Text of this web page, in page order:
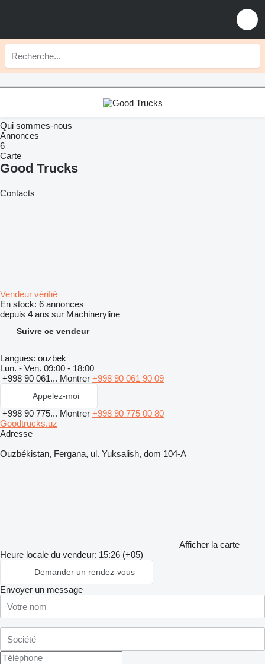
Qui sommes-nous
Annonces
6
Carte
Good Trucks
Contacts
Vendeur vérifié
En stock: 6 annonces
depuis 4ans sur Machineryline
Suivre ce vendeur
Langues: ouzbek
Lun. - Ven. 09:00 - 18:00
+998 90 061... Montrer +998 90 061 90 09
Appelez-moi
+998 90 775... Montrer +998 90 775 00 80
Goodtrucks.uz
Adresse
Ouzbékistan, Fergana, ul. Yuksalish, dom 104-A
Afficher la carte
Heure locale du vendeur: 15:26 (+05)
Demander un rendez-vous
Envoyer un message